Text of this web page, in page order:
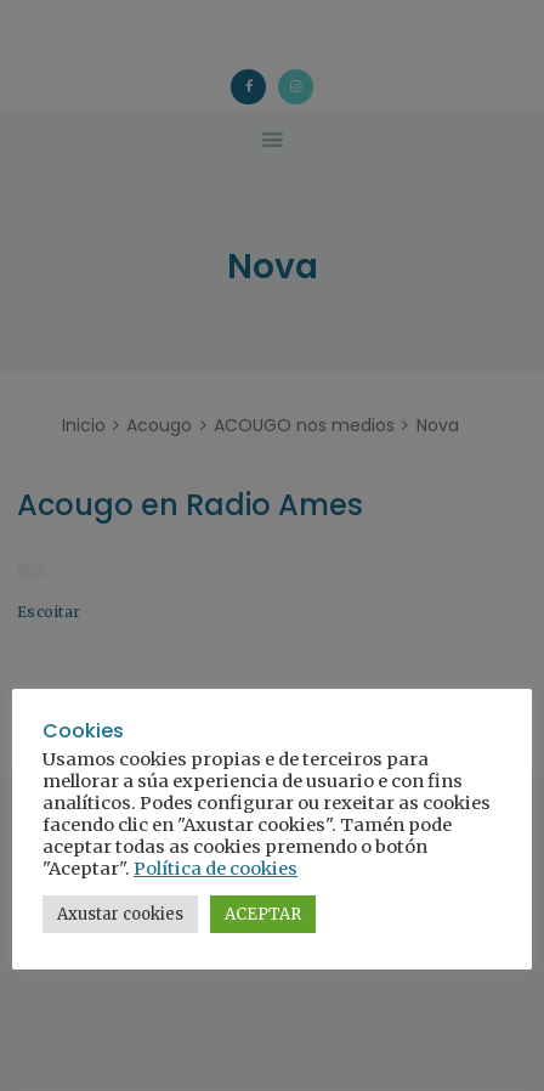
Nova
Inicio Acougo ACOUGO nos medios Nova
ACOUGO
Asociación galega de familias de acollida
QUÉ FACEMOS?
ACTIVIDADES
Acougo en Radio Ames
Escoitar
Cookies
Usamos cookies propias e de terceiros para
mellorar a súa experiencia de usuario e con fins
analíticos. Podes configurar ou rexeitar as cookies
facendo clic en "Axustar cookies". Tamén pode
aceptar todas as cookies premendo o botón
"Aceptar". Política de cookies
Axustar cookies ACEPTAR